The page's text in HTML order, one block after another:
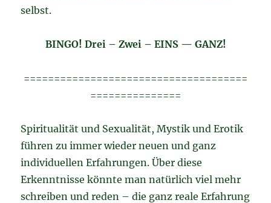
selbst.
BINGO! Drei – Zwei – EINS — GANZ!
=====================================
===============
Spiritualität und Sexualität, Mystik und Erotik
führen zu immer wieder neuen und ganz
individuellen Erfahrungen. Über diese
Erkenntnisse könnte man natürlich viel mehr
schreiben und reden – die ganz reale Erfahrung